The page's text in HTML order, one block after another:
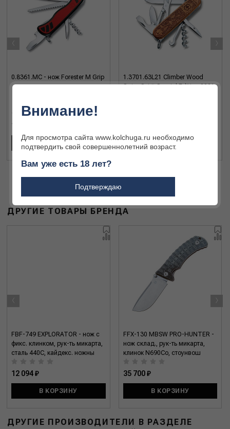
0.8361.MC - нож Forester M Grip
10 200 ₽
В КОРЗИНУ
1.3701.63L21 Climber Wood
Swiss Spirit Special Edition 2021
В КОРЗИНУ
‹ ›
ДРУГИЕ ТОВАРЫ БРЕНДА
FBF-749 EXPLORATOR - нож с
фикс. клинком, рук-ть микарта,
сталь 440C, кайдекс. ножны
12 094 ₽
В КОРЗИНУ
FFX-130 MBSW PRO-HUNTER -
нож склад., рук-ть микарта,
клинок N690Co, стоунвош
35 700 ₽
В КОРЗИНУ
‹ ›
ДРУГИЕ ПРОИЗВОДИТЕЛИ В РАЗДЕЛЕ
Внимание!
Для просмотра сайта www.kolchuga.ru необходимо
подтвердить свой совершеннолетний возраст.
Вам уже есть 18 лет?
Подтверждаю